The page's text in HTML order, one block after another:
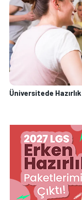
Üniversitede